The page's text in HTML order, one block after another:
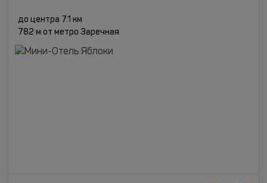
до центра 7.1 км
782 м от метро Заречная